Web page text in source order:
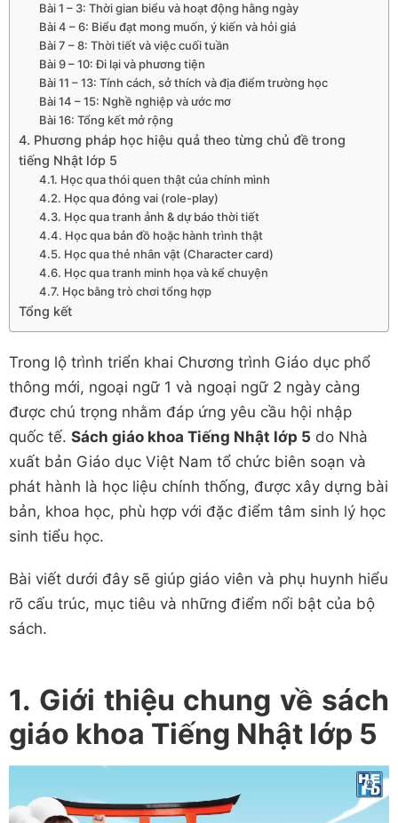
Bài 1 – 3: Thời gian biểu và hoạt động hằng ngày
Bài 4 – 6: Biểu đạt mong muốn, ý kiến và hỏi giá
Bài 7 – 8: Thời tiết và việc cuối tuần
Bài 9 – 10: Đi lại và phương tiện
Bài 11 – 13: Tính cách, sở thích và địa điểm trường học
Bài 14 – 15: Nghề nghiệp và ước mơ
Bài 16: Tổng kết mở rộng
4. Phương pháp học hiệu quả theo từng chủ đề trong
tiếng Nhật lớp 5
4.1. Học qua thói quen thật của chính mình
4.2. Học qua đóng vai (role-play)
4.3. Học qua tranh ảnh & dự báo thời tiết
4.4. Học qua bản đồ hoặc hành trình thật
4.5. Học qua thẻ nhân vật (Character card)
4.6. Học qua tranh minh họa và kể chuyện
4.7. Học bằng trò chơi tổng hợp
Tổng kết
Trong lộ trình triển khai Chương trình Giáo dục phổ
thông mới, ngoại ngữ 1 và ngoại ngữ 2 ngày càng
được chú trọng nhằm đáp ứng yêu cầu hội nhập
quốc tế. Sách giáo khoa Tiếng Nhật lớp 5 do Nhà
xuất bản Giáo dục Việt Nam tổ chức biên soạn và
phát hành là học liệu chính thống, được xây dựng bài
bản, khoa học, phù hợp với đặc điểm tâm sinh lý học
sinh tiểu học.
Bài viết dưới đây sẽ giúp giáo viên và phụ huynh hiểu
rõ cấu trúc, mục tiêu và những điểm nổi bật của bộ
sách.
1. Giới thiệu chung về sách
giáo khoa Tiếng Nhật lớp 5